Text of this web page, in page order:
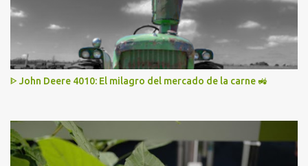
ᐈ John Deere 4010: El milagro del mercado de la carne 🚜